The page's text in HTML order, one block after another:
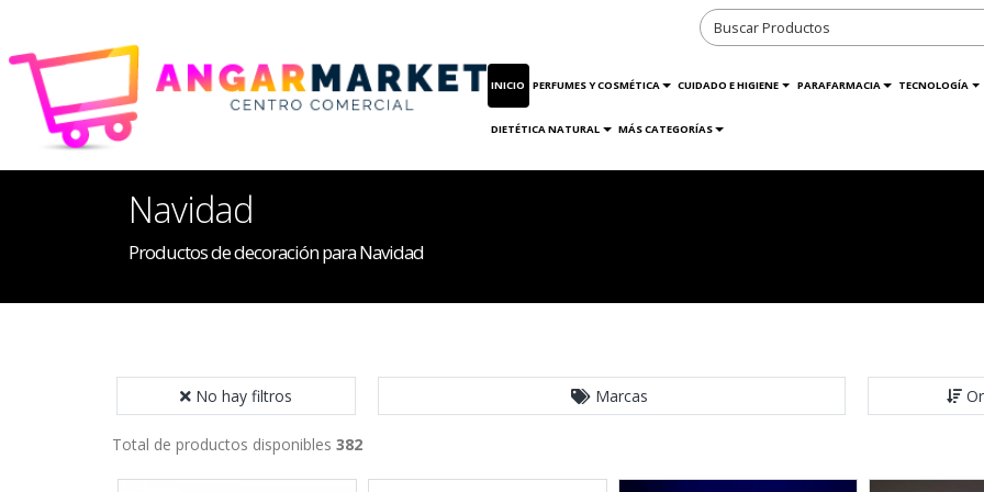
INICIO PERFUMES Y COSMÉTICA CUIDADO E HIGIENE PARAFARMACIA TECNOLOGÍA
DIETÉTICA NATURAL MÁS CATEGORÍAS
Navidad
Productos de decoración para Navidad
No hay filtros Marcas
Total de productos disponibles 382